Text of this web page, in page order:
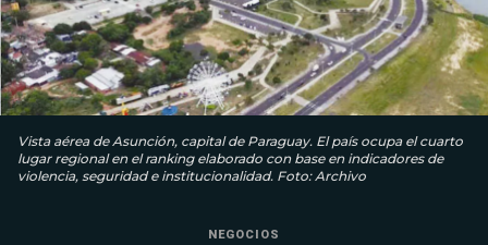
Vista aérea de Asunción, capital de Paraguay. El país ocupa el cuarto
lugar regional en el ranking elaborado con base en indicadores de
violencia, seguridad e institucionalidad. Foto: Archivo
NEGOCIOS